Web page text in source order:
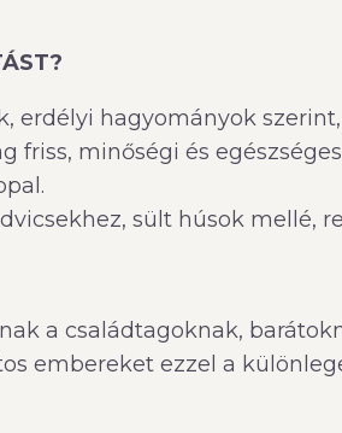
erdélyi hagyományok
friss, minőségi és
sült húsok mellé,
a családtagoknak,
embereket ezzel a